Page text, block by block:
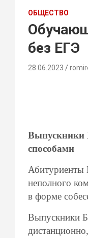
ОБЩЕСТВО
без ЕГЭ
28.06.2023
Выпускники
способами
Абитуриенты
неполного
в форме
Выпускники